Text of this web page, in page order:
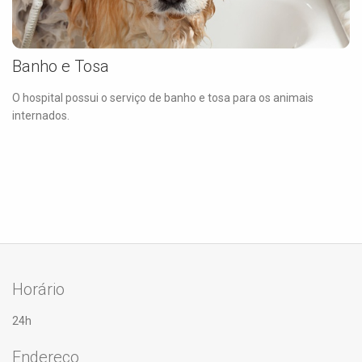
Banho e Tosa
O hospital possui o serviço de banho e tosa para os animais
internados.
Horário
24h
Endereço